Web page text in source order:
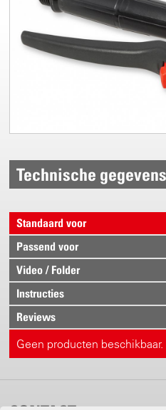
Technische gegevens
Standaard voor
Passend voor
Video / Folder
Instructies
Reviews
Geen producten beschikbaar.